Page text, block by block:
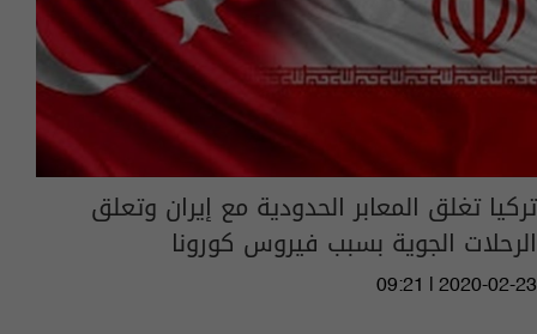
تركيا تغلق المعابر الحدودية مع إيران وتعلق
الرحلات الجوية بسبب فيروس كورونا
09:21 | 2020-02-23